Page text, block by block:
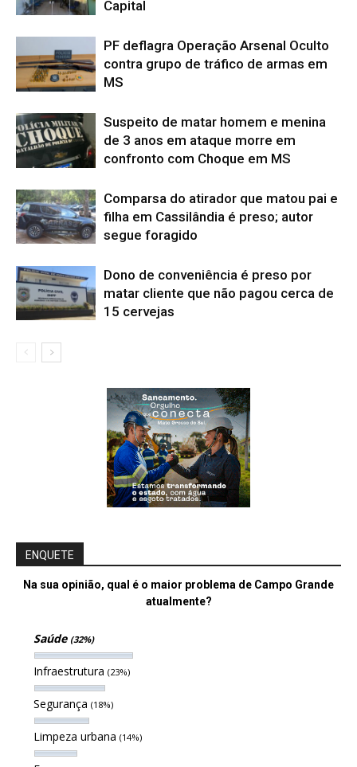
Capital
PF deflagra Operação Arsenal Oculto
contra grupo de tráfico de armas em
MS
Suspeito de matar homem e menina
de 3 anos em ataque morre em
confronto com Choque em MS
Comparsa do atirador que matou pai e
filha em Cassilândia é preso; autor
segue foragido
Dono de conveniência é preso por
matar cliente que não pagou cerca de
15 cervejas
ENQUETE
Na sua opinião, qual é o maior problema de Campo Grande
atualmente?
Saúde (32%)
Infraestrutura (23%)
Segurança (18%)
Limpeza urbana (14%)